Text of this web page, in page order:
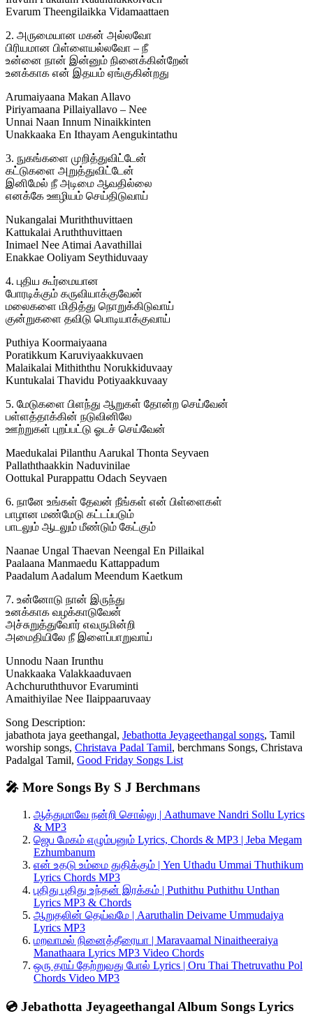
Evarum Theengilaikka Vidamaattaen
2. அருமையான மகன் அல்லவோ
பிரியமான பிள்ளையல்லவோ – நீ
உன்னை நான் இன்னும் நினைக்கின்றேன்
உனக்காக என் இதயம் ஏங்குகின்றது
Arumaiyaana Makan Allavo
Piriyamaana Pillaiyallavo – Nee
Unnai Naan Innum Ninaikkinten
Unakkaaka En Ithayam Aengukintathu
3. நுகங்களை முறித்துவிட்டேன்
கட்டுகளை அறுத்துவிட்டேன்
இனிமேல் நீ அடிமை ஆவதில்லை
எனக்கே ஊழியம் செய்திடுவாய்
Nukangalai Muriththuvittaen
Kattukalai Aruththuvittaen
Inimael Nee Atimai Aavathillai
Enakkae Ooliyam Seythiduvaay
4. புதிய கூர்மையான
போரடிக்கும் கருவியாக்குவேன்
மலைகளை மிதித்து நொறுக்கிடுவாய்
குன்றுகளை தவிடு பொடியாக்குவாய்
Puthiya Koormaiyaana
Poratikkum Karuviyaakkuvaen
Malaikalai Mithiththu Norukkiduvaay
Kuntukalai Thavidu Potiyaakkuvaay
5. மேடுகளை பிளந்து ஆறுகள் தோன்ற செய்வேன்
பள்ளத்தாக்கின் நடுவினிலே
ஊற்றுகள் புறப்பட்டு ஓடச் செய்வேன்
Maedukalai Pilanthu Aarukal Thonta Seyvaen
Pallaththaakkin Naduvinilae
Oottukal Purappattu Odach Seyvaen
6. நானே உங்கள் தேவன் நீங்கள் என் பிள்ளைகள்
பாழான மண்மேடு கட்டப்படும்
பாடலும் ஆடலும் மீண்டும் கேட்கும்
Naanae Ungal Thaevan Neengal En Pillaikal
Paalaana Manmaedu Kattappadum
Paadalum Aadalum Meendum Kaetkum
7. உன்னோடு நான் இருந்து
உனக்காக வழக்காடுவேன்
அச்சுறுத்துவோர் எவருமின்றி
அமைதியிலே நீ இளைப்பாறுவாய்
Unnodu Naan Irunthu
Unakkaaka Valakkaaduvaen
Achchuruththuvor Evaruminti
Amaithiyilae Nee Ilaippaaruvaay
Song Description:
jabathota jaya geethangal, Jebathotta Jeyageethangal songs, Tamil
worship songs, Christava Padal Tamil, berchmans Songs, Christava
Padalgal Tamil, Good Friday Songs List
🎤 More Songs By S J Berchmans
ஆத்துமாவே நன்றி சொல்லு | Aathumave Nandri Sollu Lyrics
& MP3
ஜெப மேகம் எழும்பனும் Lyrics, Chords & MP3 | Jeba Megam
Ezhumbanum
என் உதடு உம்மை துதிக்கும் | Yen Uthadu Ummai Thuthikum
Lyrics Chords MP3
புதிது புதிது உந்தன் இரக்கம் | Puthithu Puthithu Unthan
Lyrics MP3 & Chords
ஆறுதலின் தெய்வமே | Aaruthalin Deivame Ummudaiya
Lyrics MP3
மறவாமல் நினைத்தீரையா | Maravaamal Ninaitheeraiya
Manathaara Lyrics MP3 Video Chords
ஒரு தாய் தேற்றுவது போல் Lyrics | Oru Thai Thetruvathu Pol
Chords Video MP3
💿 Jebathotta Jeyageethangal Album Songs Lyrics